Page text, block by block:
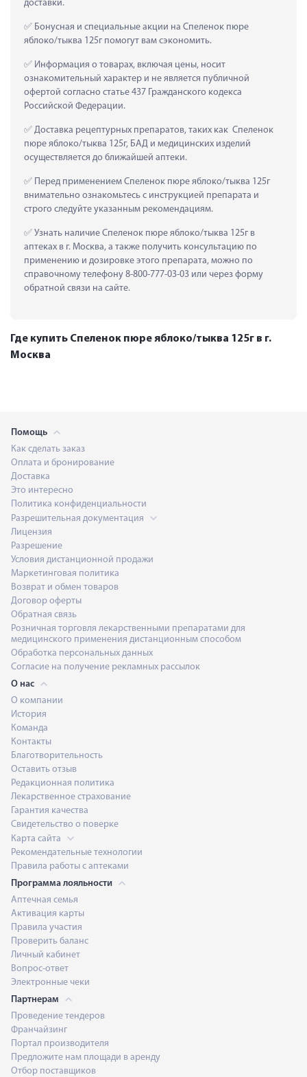
доставки.
Бонусная и специальные акции на Спеленок пюре
яблоко/тыква 125г помогут вам сэкономить.
Информация о товарах, включая цены, носит
ознакомительный характер и не является публичной
офертой согласно статье 437 Гражданского кодекса
Российской Федерации.
Доставка рецептурных препаратов, таких как  Спеленок
пюре яблоко/тыква 125г, БАД и медицинских изделий
осуществляется до ближайшей аптеки.
Перед применением Спеленок пюре яблоко/тыква 125г
внимательно ознакомьтесь с инструкцией препарата и
строго следуйте указанным рекомендациям.
Узнать наличие Спеленок пюре яблоко/тыква 125г в
аптеках в г. Москва, а также получить консультацию по
применению и дозировке этого препарата, можно по
справочному телефону 8-800-777-03-03 или через форму
обратной связи на сайте.
Где купить Спеленок пюре яблоко/тыква 125г в г.
Москва
Помощь
Как сделать заказ
Оплата и бронирование
Доставка
Это интересно
Политика конфиденциальности
Разрешительная документация
Лицензия
Разрешение
Условия дистанционной продажи
Маркетинговая политика
Возврат и обмен товаров
Договор оферты
Обратная связь
Розничная торговля лекарственными препаратами для
медицинского применения дистанционным способом
Обработка персональных данных
Согласие на получение рекламных рассылок
О нас
О компании
История
Команда
Контакты
Благотворительность
Оставить отзыв
Редакционная политика
Лекарственное страхование
Гарантия качества
Свидетельство о поверке
Карта сайта
Рекомендательные технологии
Правила работы с аптеками
Программа лояльности
Аптечная семья
Активация карты
Правила участия
Проверить баланс
Личный кабинет
Вопрос-ответ
Электронные чеки
Партнерам
Проведение тендеров
Франчайзинг
Портал производителя
Предложите нам площади в аренду
Отбор поставщиков